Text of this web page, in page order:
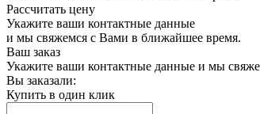
Рассчитать цену
Укажите ваши контактные данные
и мы свяжемся с Вами в ближайшее время.
Ваш заказ
Укажите ваши контактные данные и мы
Вы заказали:
Купить в один клик